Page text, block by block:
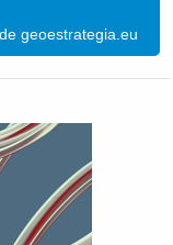
geoestrategia.eu